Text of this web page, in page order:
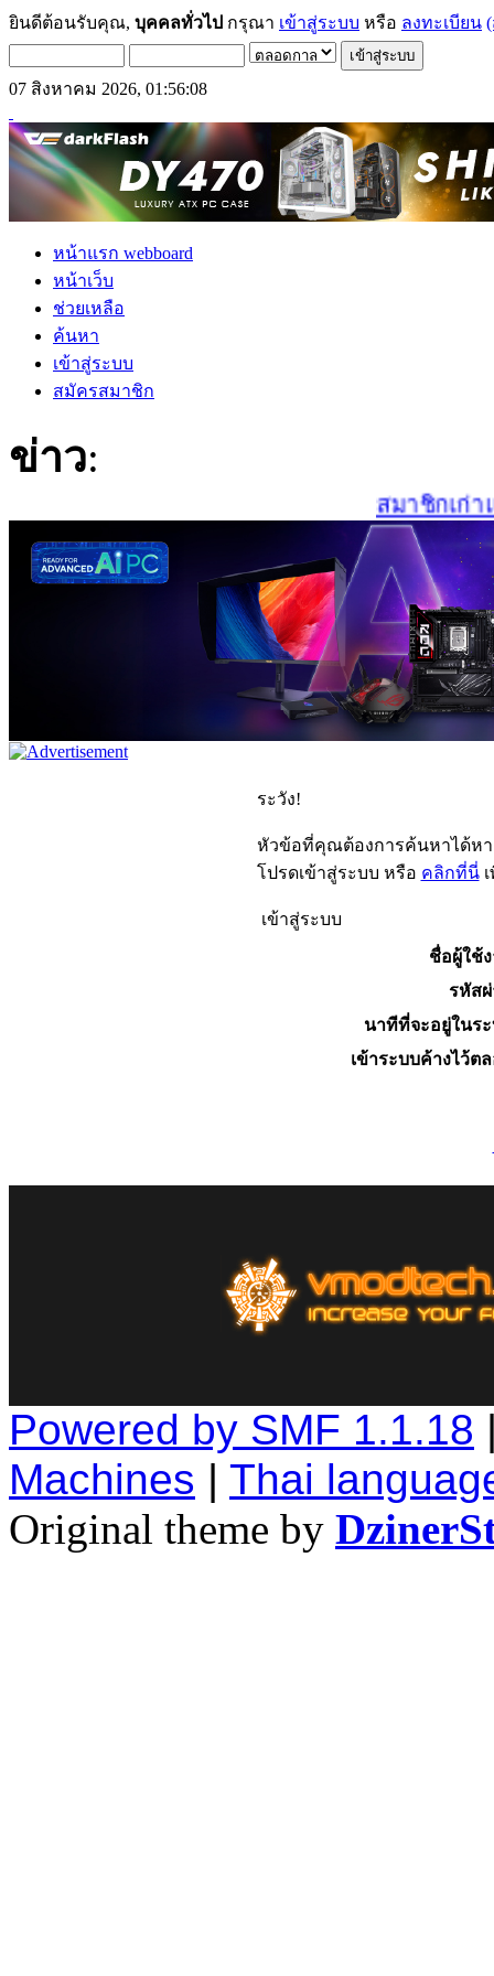
ยินดีต้อนรับคุณ, บุคคลทั่วไป กรุณา เข้าสู่ระบบ หรือ ลงทะเบียน
07 สิงหาคม 2026, 01:56:08
หน้าแรก webboard
หน้าเว็บ
ช่วยเหลือ
ค้นหา
เข้าสู่ระบบ
สมัครสมาชิก
ข่าว:
สมาชิกเก่าแ
ระวัง!
หัวข้อที่คุณต้องการค้นหาได้ห
โปรดเข้าสู่ระบบ หรือ คลิกที่นี่เ
เข้าสู่ระบบ
ชื่อผู้ใช้
รหัส
นาทีที่จะอยู่ในร
เข้าระบบค้างไว้ต
Powered by SMF 1.1.18
Machines | Thai
Original theme by